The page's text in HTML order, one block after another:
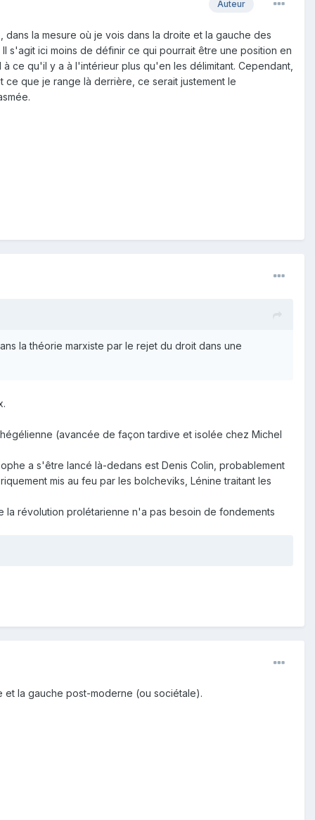
Auteur
la mesure où je vois dans la droite et la gauche des
s'agit ici moins de définir ce qui pourrait être une position en
ce qu'il y a à l'intérieur plus qu'en les délimitant. Cependant,
ce que je range là derrière, ce serait justement le
la théorie marxiste par le rejet du droit dans une
(avancée de façon tardive et isolée chez Michel
a s'être lancé là-dedans est Denis Colin, probablement
mis au feu par les bolcheviks, Lénine traitant les
révolution prolétarienne n'a pas besoin de fondements
et la gauche post-moderne (ou sociétale).